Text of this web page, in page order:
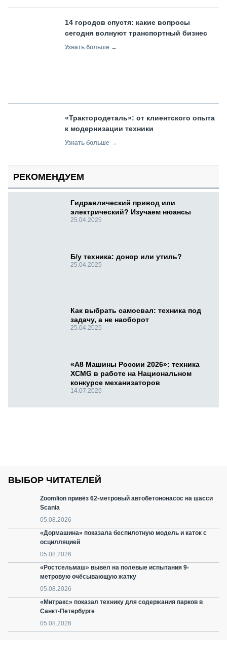
14 городов спустя: какие вопросы
сегодня волнуют транспортный бизнес
Узнать больше →
«Трактородеталь»: от клиентского опыта
к модернизации техники
Узнать больше →
РЕКОМЕНДУЕМ
Гидравлический привод или
электрический? Изучаем нюансы
25.04.2025
Б/у техника: донор или утиль?
25.04.2025
Как выбрать самосвал: техника под
задачу, а не наоборот
25.04.2025
«А8 Машины России 2026»: техника
XCMG в работе на Национальном
конкурсе механизаторов
14.07.2026
ВЫБОР ЧИТАТЕЛЕЙ
Zoomlion привёз 62-метровый автобетононасос на шасси
Scania
05.08.2026
«Дормашина» показала беспилотную модель и каток с
осцилляцией
05.08.2026
«Ростсельмаш» вывел на полевые испытания 9-
метровую очёсывающую жатку
05.08.2026
«Митракс» показал технику для содержания парков в
Санкт-Петербурге
05.08.2026